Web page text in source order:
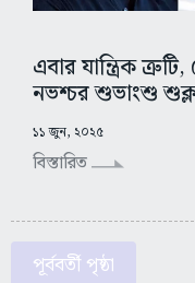
এবার যান্ত্রিক
নভশ্চর শুভাংশু
১১ জুন, ২০২৫
বিস্তারিত
পূর্ববর্তী পৃষ্ঠা